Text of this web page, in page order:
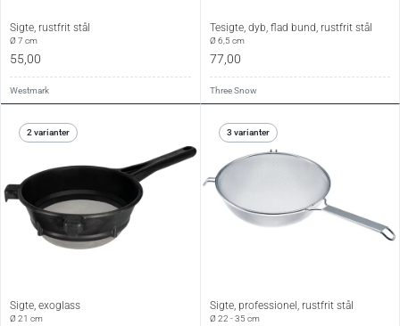
Sigte, rustfrit stål
Ø 7 cm
55,00
Westmark
Tesigte, dyb, flad bund, rustfrit stål
Ø 6,5 cm
77,00
Three Snow
2 varianter
Sigte, exoglass
Ø 21 cm
3 varianter
Sigte, professionel, rustfrit stål
Ø 22 - 35 cm